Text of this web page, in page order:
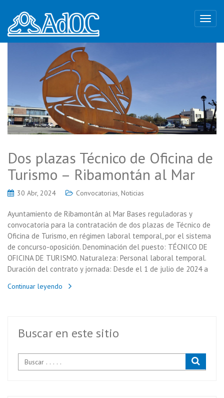
Dos plazas Técnico de Oficina de
Turismo – Ribamontán al Mar
30 Abr, 2024 Convocatorias, Noticias
Ayuntamiento de Ribamontán al Mar Bases reguladoras y
convocatoria para la contratación de dos plazas de Técnico de
Oficina de Turismo, en régimen laboral temporal, por el sistema
de concurso-oposición. Denominación del puesto: TÉCNICO DE
OFICINA DE TURISMO. Naturaleza: Personal laboral temporal.
Duración del contrato y jornada: Desde el 1 de julio de 2024 a
Continuar leyendo
Buscar en este sitio